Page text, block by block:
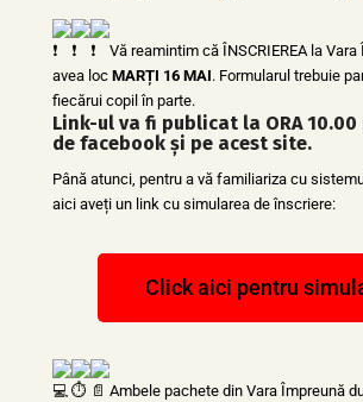
Vă reamintim că ÎNSCRIEREA la
avea loc MARȚI 16 MAI. Formularul trebuie
fiecărui copil în parte.
Link-ul va fi publicat la ORA
de facebook și pe acest site.
Până atunci, pentru a vă familiariza cu
aici aveți un link cu simularea de înscriere:
Click aici pentru
Ambele pachete din Vara Împreună